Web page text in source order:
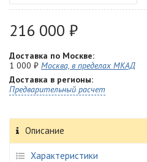
216 000 ₽
Доставка по Москве:
1 000 ₽ Москва, в пределах МКАД
Доставка в регионы:
Предварительный расчет
Описание
Характеристики